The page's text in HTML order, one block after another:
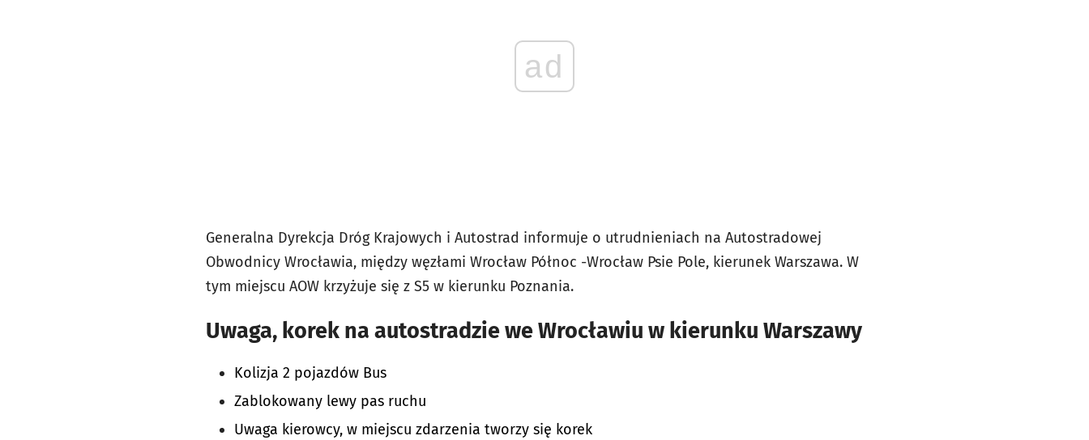
ad
Generalna Dyrekcja Dróg Krajowych i Autostrad informuje o utrudnieniach na Autostradowej
Obwodnicy Wrocławia, między węzłami Wrocław Północ -Wrocław Psie Pole, kierunek Warszawa. W
tym miejscu AOW krzyżuje się z S5 w kierunku Poznania.
Uwaga, korek na autostradzie we Wrocławiu w kierunku Warszawy
Kolizja 2 pojazdów Bus
Zablokowany lewy pas ruchu
Uwaga kierowcy, w miejscu zdarzenia tworzy się korek